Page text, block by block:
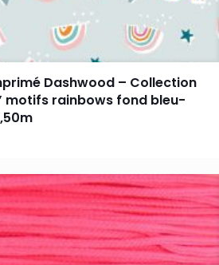
Dashwood – Collection
motifs rainbows fond bleu-